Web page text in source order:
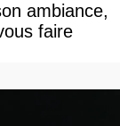
ambiance,
faire